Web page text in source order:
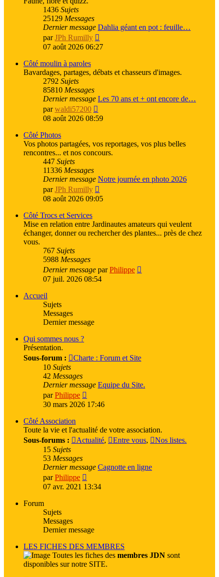
1436 Sujets
25129 Messages
Dernier message Dahlia géant en pot : feuille…
parJPh Rumilly
le
07 août 2026 06:27
Côté moulin à paroles
Bavardages, partages, débats et chasseurs d'images.
2792 Sujets
85810 Messages
Dernier message Les 70 ans et + ont encore de…
parwaldi57200
le
08 août 2026 08:59
Côté Photos
Vos photos partagées, vos reportages, vos plus belles
rencontres... et nos concours.
447 Sujets
11336 Messages
Dernier message Notre journée en photo 2026
parJPh Rumilly
le
08 août 2026 09:05
Côté Trocs et Services
Mise en relation entre Jardinautes amateurs qui veulent
échanger, donner ou rechercher des plantes... près de chez
vous.
767 Sujets
5988 Messages
Dernier message parPhilippe
07 juil. 2026 08:54
Accueil
Sujets
Messages
Dernier message
Qui sommes nous ?
Présentation.
Sous-forum :
Charte : Forum et Site
10 Sujets
42 Messages
Dernier message Equipe du Site.
parPhilippe
le
30 mars 2026 17:46
Côté Association
Toute la vie et l'actualité de votre association.
Sous-forums :
Actualité, Entre vous,
Nos listes.
15 Sujets
53 Messages
Dernier message Cagnotte en ligne
parPhilippe
le
07 avr. 2021 13:34
Forum
Sujets
Messages
Dernier message
LES FICHES DES MEMBRES
Toutes les fiches des membres JDN sont
disponibles sur notre SITE.